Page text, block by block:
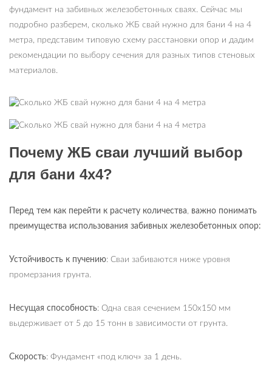
фундамент на забивных железобетонных сваях. Сейчас мы
подробно разберем, сколько ЖБ свай нужно для бани 4 на 4
метра, представим типовую схему расстановки опор и дадим
рекомендации по выбору сечения для разных типов стеновых
материалов.
Почему ЖБ сваи лучший выбор
для бани 4х4?
Перед тем как перейти к расчету количества, важно понимать
преимущества использования забивных железобетонных опор:
Устойчивость к пучению: Сваи забиваются ниже уровня
промерзания грунта.
Несущая способность: Одна свая сечением 150х150 мм
выдерживает от 5 до 15 тонн в зависимости от грунта.
Скорость: Фундамент «под ключ» за 1 день.